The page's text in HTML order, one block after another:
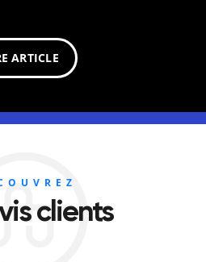
ARTICLE
clients